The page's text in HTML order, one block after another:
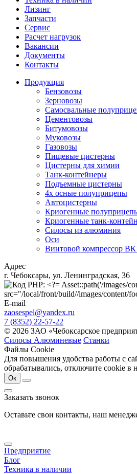
Лизинг
Запчасти
Сервис
Расчет нагрузок
Вакансии
Документы
Контакты
Продукция
Бензовозы
Зерновозы
Самосвальные
Цементовозы
Битумовозы
Муковозы
Газовозы
Пищевые цистерны
Цистерны для химии
Танк-контейнеры
Подъемные цистерны
4х осные полуприцепы
Автоцистерны
Криогенные
Криогенные танк-
Силосы из алюминия
Оси
Винтовой компрессор ВК
Адрес
г. Чебоксары, ул. Ленинградская, 36
src="/local/front/build//images/content/
E-mail
zaosespel@yandex.ru
7 (8352) 22-57-22
© 2026 ЗАО «Чебоксарское
Силосы Алюминевые Станки
Файлы Cookie
Для повышения удобства работы с
обрабатывались, отключите cookie в
Ок
Заказать звонок
Оставьте свои контакты, наш
Предприятие
Блог
Техника в наличии